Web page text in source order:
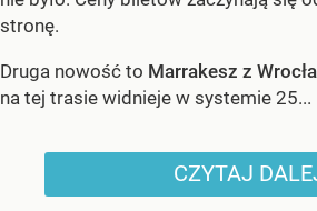
stronę.
Druga nowość to Marrakesz z
na tej trasie widnieje w systemie 25...
CZYTAJ